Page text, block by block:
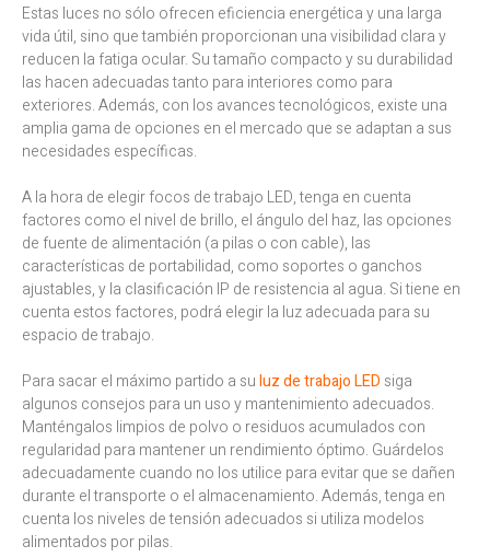
Estas luces no sólo ofrecen eficiencia energética y una larga
vida útil, sino que también proporcionan una visibilidad clara y
reducen la fatiga ocular. Su tamaño compacto y su durabilidad
las hacen adecuadas tanto para interiores como para
exteriores. Además, con los avances tecnológicos, existe una
amplia gama de opciones en el mercado que se adaptan a sus
necesidades específicas.
A la hora de elegir focos de trabajo LED, tenga en cuenta
factores como el nivel de brillo, el ángulo del haz, las opciones
de fuente de alimentación (a pilas o con cable), las
características de portabilidad, como soportes o ganchos
ajustables, y la clasificación IP de resistencia al agua. Si tiene en
cuenta estos factores, podrá elegir la luz adecuada para su
espacio de trabajo.
Para sacar el máximo partido a suluz de trabajo LED siga
algunos consejos para un uso y mantenimiento adecuados.
Manténgalos limpios de polvo o residuos acumulados con
regularidad para mantener un rendimiento óptimo. Guárdelos
adecuadamente cuando no los utilice para evitar que se dañen
durante el transporte o el almacenamiento. Además, tenga en
cuenta los niveles de tensión adecuados si utiliza modelos
alimentados por pilas.